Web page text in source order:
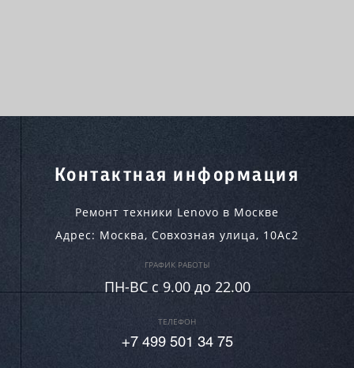
Контактная информация
Ремонт техники Lenovo в Москве
Адрес: Москва, Совхозная улица, 10Ас2
ГРАФИК РАБОТЫ
ПН-ВC c 9.00 до 22.00
ТЕЛЕФОН
+7 499 501 34 75